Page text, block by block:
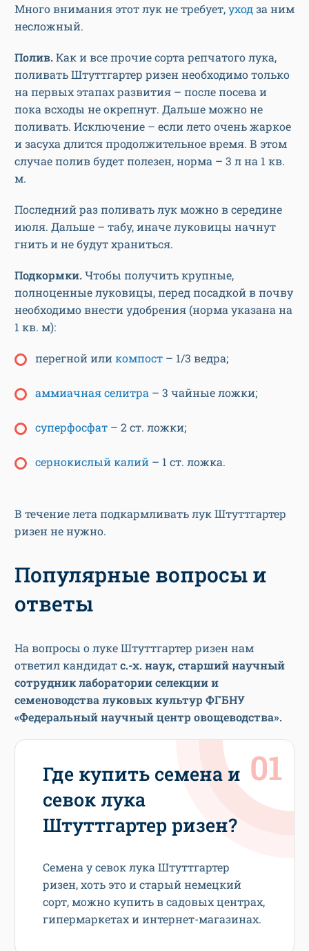
Много внимания этот лук не требует,уходза ним
несложный.
Полив.Как и все прочие сорта репчатого лука,
поливать Штуттгартер ризен необходимо только
на первых этапах развития – после посева и
пока всходы не окрепнут. Дальше можно не
поливать. Исключение – если лето очень жаркое
и засуха длится продолжительное время. В этом
случае полив будет полезен, норма – 3 л на 1 кв.
м.
Последний раз поливать лук можно в середине
июля. Дальше – табу, иначе луковицы начнут
гнить и не будут храниться.
Подкормки.Чтобы получить крупные,
полноценные луковицы, перед посадкой в почву
необходимо внести удобрения (норма указана на
1 кв. м):
перегной или компост – 1/3 ведра;
аммиачная селитра – 3 чайные ложки;
суперфосфат – 2 ст. ложки;
сернокислый калий – 1 ст. ложка.
В течение лета подкармливать лук Штуттгартер
ризен не нужно.
Популярные вопросы и
ответы
На вопросы о луке Штуттгартер ризен нам
ответил кандидатс.-х. наук, старший научный
сотрудник лаборатории селекции и
семеноводства луковых культур ФГБНУ
«Федеральный научный центр овощеводства».
Где купить семена и
севок лука
Штуттгартер ризен?
Семена у севок лука Штуттгартер
ризен, хоть это и старый немецкий
сорт, можно купить в садовых центрах,
гипермаркетах и интернет-магазинах.